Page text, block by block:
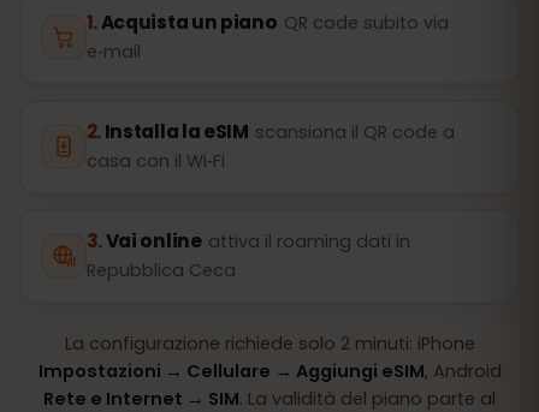
Acquista un piano QR code subito via
e‑mail
Installa la eSIM scansiona il QR code a
casa con il Wi‑Fi
Vai online attiva il roaming dati in
Repubblica Ceca
La configurazione richiede solo 2 minuti: iPhone
Impostazioni → Cellulare → Aggiungi eSIM, Android
Rete e Internet → SIM. La validità del piano parte al